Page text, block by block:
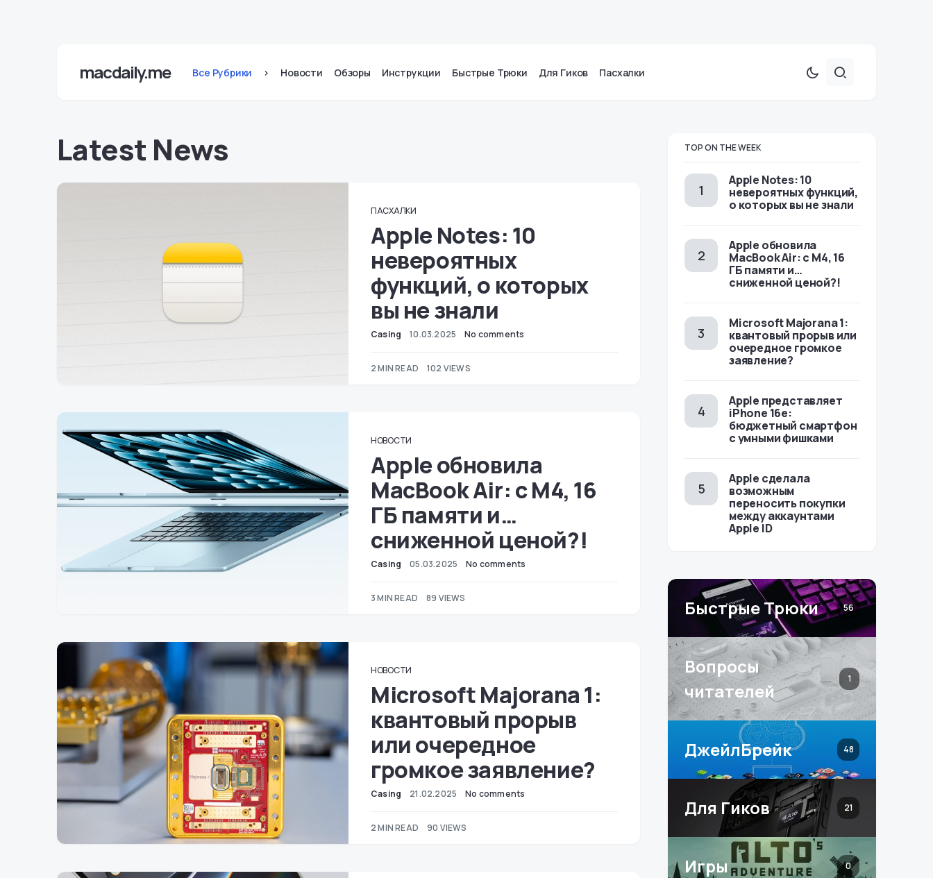
macdaily.me Все Рубрики > Новости Обзоры Инструкции Быстрые Трюки Для Гиков Пасхалки
Latest News
ПАСХАЛКИ
Apple Notes: 10
невероятных
функций, о которых
вы не знали
Casing 10.03.2025 No comments
2 MIN READ 102 VIEWS
НОВОСТИ
Apple обновила
MacBook Air: с M4, 16
ГБ памяти и…
сниженной ценой?!
Casing 05.03.2025 No comments
3 MIN READ 89 VIEWS
НОВОСТИ
Microsoft Majorana 1:
квантовый прорыв
или очередное
громкое заявление?
Casing 21.02.2025 No comments
2 MIN READ 90 VIEWS
TOP ON THE WEEK
Apple Notes: 10
невероятных функций,
о которых вы не знали
Apple обновила
MacBook Air: с M4, 16
ГБ памяти и…
сниженной ценой?!
Microsoft Majorana 1:
квантовый прорыв или
очередное громкое
заявление?
Apple представляет
iPhone 16e:
бюджетный смартфон
с умными фишками
Apple сделала
возможным
переносить покупки
между аккаунтами
Apple ID
Быстрые Трюки 56
Вопросы
читателей
1
ДжейлБрейк 48
Для Гиков 21
Игры 0